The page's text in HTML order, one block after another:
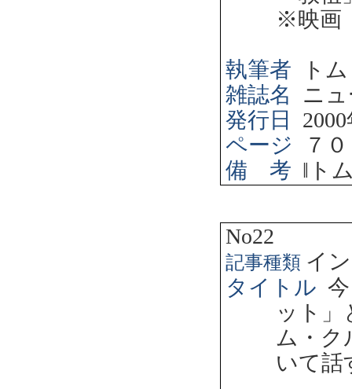
※映画
執筆者
ト
雑誌名
ニ
発行日
2000
ページ
７
備 考 ‖ ト
No22
記事種類 イ
タイトル
ット
ム・
いて